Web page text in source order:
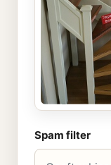
Spam filter